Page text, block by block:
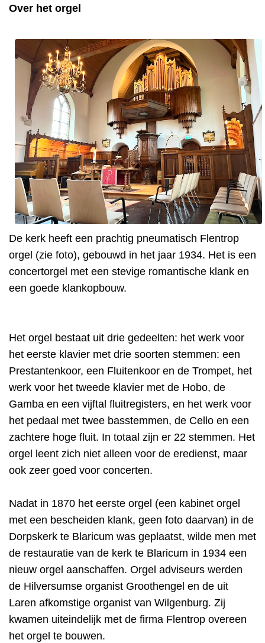
Over het orgel
De kerk heeft een prachtig pneumatisch Flentrop
orgel (zie foto), gebouwd in het jaar 1934. Het is een
concertorgel met een stevige romantische klank en
een goede klankopbouw.
Het orgel bestaat uit drie gedeelten: het werk voor
het eerste klavier met drie soorten stemmen: een
Prestantenkoor, een Fluitenkoor en de Trompet, het
werk voor het tweede klavier met de Hobo, de
Gamba en een vijftal fluitregisters, en het werk voor
het pedaal met twee basstemmen, de Cello en een
zachtere hoge fluit. In totaal zijn er 22 stemmen. Het
orgel leent zich niet alleen voor de eredienst, maar
ook zeer goed voor concerten.
Nadat in 1870 het eerste orgel (een kabinet orgel
met een bescheiden klank, geen foto daarvan) in de
Dorpskerk te Blaricum was geplaatst, wilde men met
de restauratie van de kerk te Blaricum in 1934 een
nieuw orgel aanschaffen. Orgel adviseurs werden
de Hilversumse organist Groothengel en de uit
Laren afkomstige organist van Wilgenburg. Zij
kwamen uiteindelijk met de firma Flentrop overeen
het orgel te bouwen.